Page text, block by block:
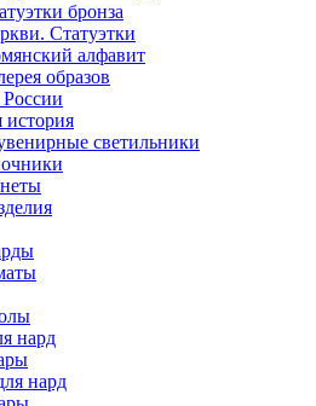
бронза
Статуэтки
алфавит
образов
светильники
нард
нард